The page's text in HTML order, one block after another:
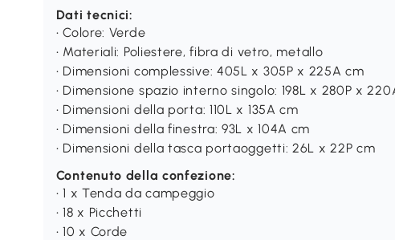
Dati tecnici:
• Colore: Verde
• Materiali: Poliestere, fibra di vetro, metallo
• Dimensioni complessive: 405L x 305P x 225A cm
• Dimensione spazio interno singolo: 198L x 280P x
• Dimensioni della porta: 110L x 135A cm
• Dimensioni della finestra: 93L x 104A cm
• Dimensioni della tasca portaoggetti: 26L x 22P cm
Contenuto della confezione:
• 1 x Tenda da campeggio
• 18 x Picchetti
• 10 x Corde